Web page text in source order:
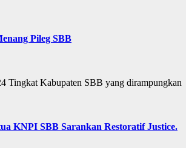
Pileg SBB
Tingkat Kabupaten SBB yang
KNPI SBB Sarankan Restoratif Justice.